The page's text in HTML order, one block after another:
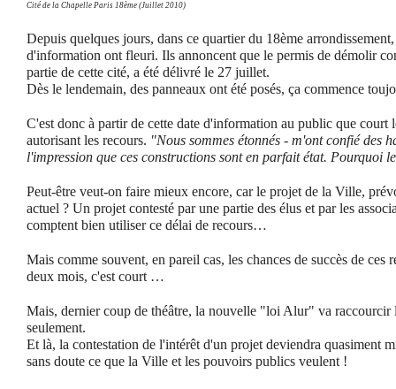
Cité de la Chapelle Paris 18ème (Juillet 2010)
Depuis quelques jours, dans ce quartier du 18ème
d'information ont fleuri. Ils annoncent que le permis de démolir
partie de cette cité, a été délivré le 27 juillet.
Dès le lendemain, des panneaux ont été posés, ça commence
C'est donc à partir de cette date d'information au public que court
autorisant les recours. "Nous sommes étonnés - m'ont confié des
l'impression que ces constructions sont en parfait état. Pourquoi
Peut-être veut-on faire mieux encore, car le projet de la Ville,
actuel ? Un projet contesté par une partie des élus et par les
comptent bien utiliser ce délai de recours…
Mais comme souvent, en pareil cas, les chances de succès de ces
deux mois, c'est court …
Mais, dernier coup de théâtre, la nouvelle "loi Alur" va raccourcir
seulement.
Et là, la contestation de l'intérêt d'un projet deviendra quasiment
sans doute ce que la Ville et les pouvoirs publics veulent !